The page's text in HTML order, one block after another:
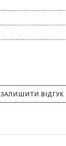
ЗАЛИШИТИ ВІДГУК